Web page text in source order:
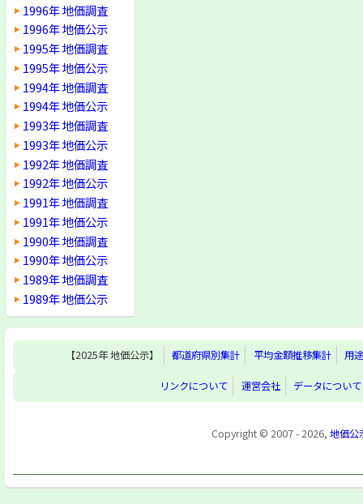
1996年 地価調査
1996年 地価公示
1995年 地価調査
1995年 地価公示
1994年 地価調査
1994年 地価公示
1993年 地価調査
1993年 地価公示
1992年 地価調査
1992年 地価公示
1991年 地価調査
1991年 地価公示
1990年 地価調査
1990年 地価公示
1989年 地価調査
1989年 地価公示
【2025年 地価公示】 都道府県別集計 平均金額推移集計 用
リンクについて 運営会社 データについて
Copyright © 2007 - 2026, 地価公